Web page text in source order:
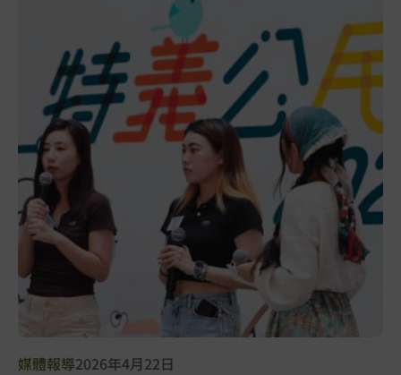
台台長及香港鄉郊基金顧問林超英先生、香港賽馬會慈善
信託基金慈善事務副總經理區淑玲女士及義遊行政總監馬
藹誼女士，以及來自環境保育及社區教育界人士、合作機
構代表和青年人，共同見證計劃啟航。
媒體報導2026年4月22日